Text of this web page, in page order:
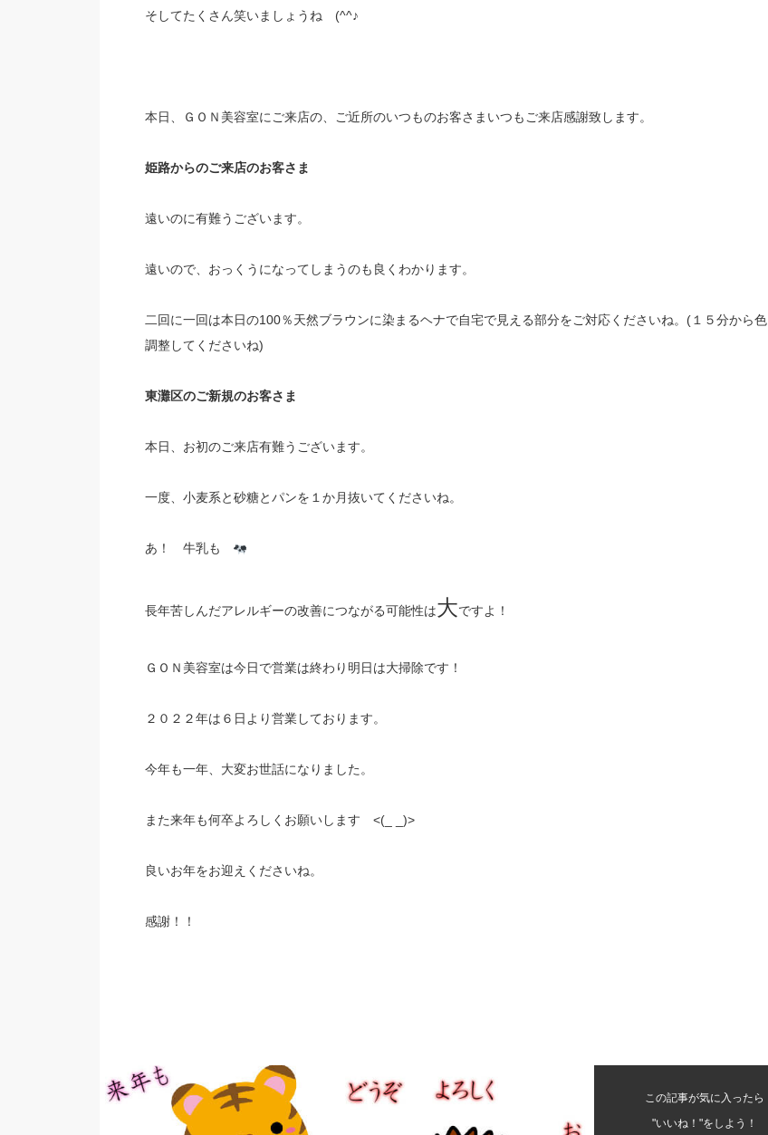
そしてたくさん笑いましょうね (^^♪
本日、ＧＯＮ美容室にご来店の、ご近所のいつものお客さまいつもご来店感謝致します。
姫路からのご来店のお客さま
遠いのに有難うございます。
遠いので、おっくうになってしまうのも良くわかります。
二回に一回は本日の100％天然ブラウンに染まるヘナで自宅で見える部分をご対応くださいね。(１５分から色
調整してくださいね)
東灘区のご新規のお客さま
本日、お初のご来店有難うございます。
一度、小麦系と砂糖とパンを１か月抜いてくださいね。
あ！ 牛乳も
長年苦しんだアレルギーの改善につながる可能性は大ですよ！
ＧＯＮ美容室は今日で営業は終わり明日は大掃除です！
２０２２年は６日より営業しております。
今年も一年、大変お世話になりました。
また来年も何卒よろしくお願いします <(_ _)>
良いお年をお迎えくださいね。
感謝！！
この記事が気に入ったら
"いいね！"をしよう！